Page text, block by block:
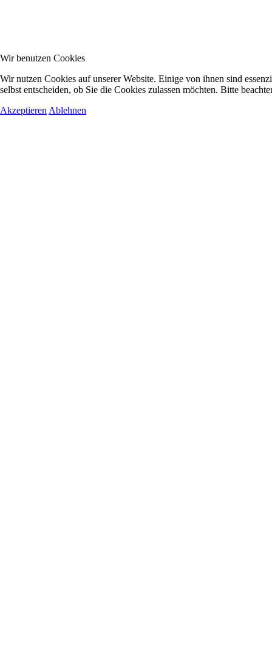
Wir benutzen Cookies
Wir nutzen Cookies auf unserer Website. Einige von ihnen sind
selbst entscheiden, ob Sie die Cookies zulassen möchten. Bitte
Akzeptieren Ablehnen